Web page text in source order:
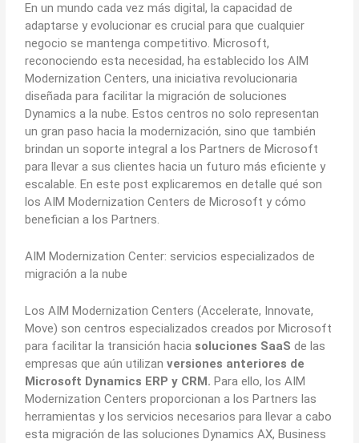
En un mundo cada vez más digital, la capacidad de
adaptarse y evolucionar es crucial para que cualquier
negocio se mantenga competitivo. Microsoft,
reconociendo esta necesidad, ha establecido los AIM
Modernization Centers, una iniciativa revolucionaria
diseñada para facilitar la migración de soluciones
Dynamics a la nube. Estos centros no solo representan
un gran paso hacia la modernización, sino que también
brindan un soporte integral a los Partners de Microsoft
para llevar a sus clientes hacia un futuro más eficiente y
escalable. En este post explicaremos en detalle qué son
los AIM Modernization Centers de Microsoft y cómo
benefician a los Partners.
AIM Modernization Center: servicios especializados de
migración a la nube
Los AIM Modernization Centers (Accelerate, Innovate,
Move) son centros especializados creados por Microsoft
para facilitar la transición haciasoluciones SaaSde las
empresas que aún utilizanversiones anteriores de
Microsoft Dynamics ERP y CRM. Para ello, los AIM
Modernization Centers proporcionan a los Partners las
herramientas y los servicios necesarios para llevar a cabo
esta migración de las soluciones Dynamics AX, Business